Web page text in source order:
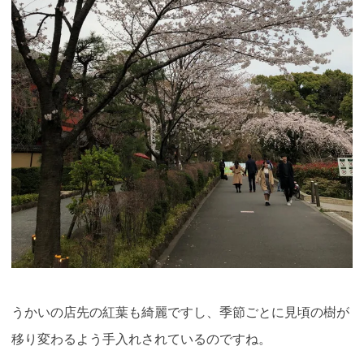
うかいの店先の紅葉も綺麗ですし、季節ごとに見頃の樹が
移り変わるよう手入れされているのですね。